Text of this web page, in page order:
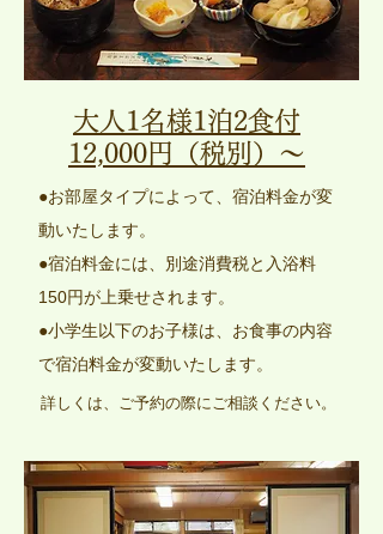
大人1名様1泊2食付
12,000円（税別）～
●お部屋タイプによって、宿泊料金が変
動いたします。
​●宿泊料金には、別途消費税と入浴料
150円が上乗せされます。
●小学生以下のお子様は、お食事の内容
で宿泊料金が変動いたします。
詳しくは、ご予約の際にご相談ください。